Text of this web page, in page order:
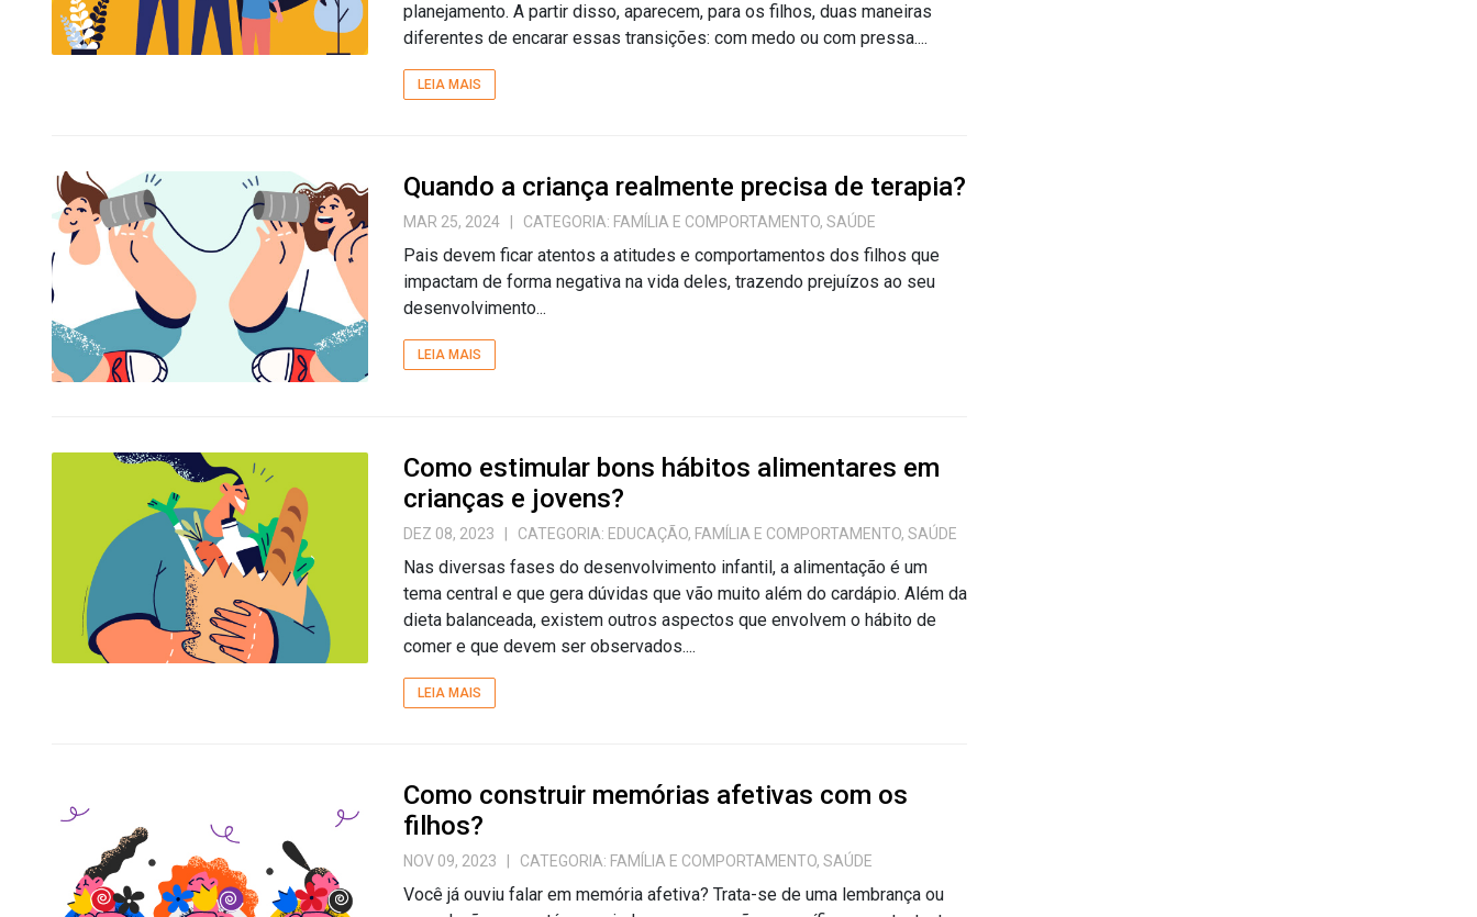
planejamento. A partir disso, aparecem, para os filhos, duas maneiras
diferentes de encarar essas transições: com medo ou com pressa....
LEIA MAIS
Quando a criança realmente precisa de terapia?
MAR 25, 2024 | CATEGORIA: FAMÍLIA E COMPORTAMENTO, SAÚDE
Pais devem ficar atentos a atitudes e comportamentos dos filhos que
impactam de forma negativa na vida deles, trazendo prejuízos ao seu
desenvolvimento...
LEIA MAIS
Como estimular bons hábitos alimentares em
crianças e jovens?
DEZ 08, 2023 | CATEGORIA: EDUCAÇÃO, FAMÍLIA E COMPORTAMENTO, SAÚDE
Nas diversas fases do desenvolvimento infantil, a alimentação é um
tema central e que gera dúvidas que vão muito além do cardápio. Além da
dieta balanceada, existem outros aspectos que envolvem o hábito de
comer e que devem ser observados....
LEIA MAIS
Como construir memórias afetivas com os
filhos?
NOV 09, 2023 | CATEGORIA: FAMÍLIA E COMPORTAMENTO, SAÚDE
Você já ouviu falar em memória afetiva? Trata-se de uma lembrança ou